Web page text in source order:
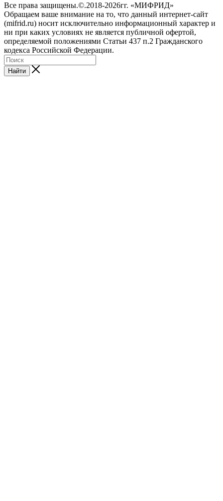
Все права защищены.©.2018-2026гг. «МИФРИД»
Обращаем ваше внимание на то, что данный интернет-сайт
(mifrid.ru) носит исключительно информационный характер и
ни при каких условиях не является публичной офертой,
определяемой положениями Статьи 437 п.2 Гражданского
кодекса Российской Федерации.
Найти